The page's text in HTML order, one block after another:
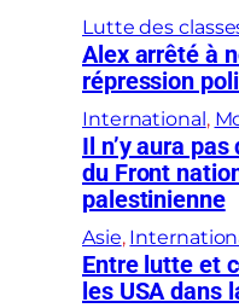
Lutte des
Alex arrêté à
répression
International ,
Il n’y aura
du Front
palestinienne
Asie,
Entre lutte et
les USA dans